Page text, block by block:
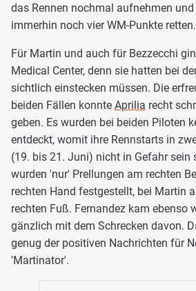
das Rennen nochmal aufnehmen
immerhin noch vier WM-Punkte retten.
Für Martin und auch für Bezzecchi
Medical Center, denn sie hatten bei
sichtlich einstecken müssen. Die
beiden Fällen konnte Aprilia recht
geben. Es wurden bei beiden Piloten
entdeckt, womit ihre Rennstarts in
(19. bis 21. Juni) nicht in Gefahr sein
wurden 'nur' Prellungen am rechten
rechten Hand festgestellt, bei Martin
rechten Fuß. Fernandez kam ebenso
gänzlich mit dem Schrecken davon.
genug der positiven Nachrichten für
'Martinator'.